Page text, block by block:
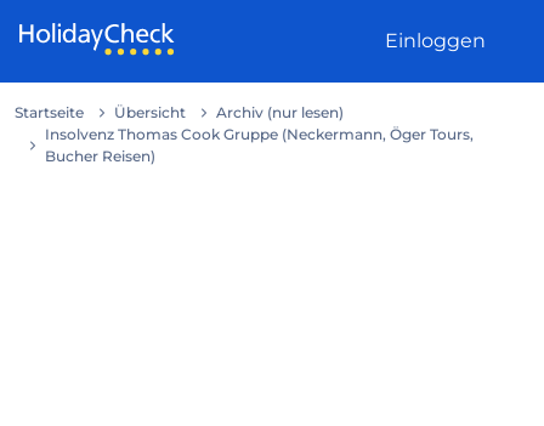
Einloggen
Startseite Übersicht
Archiv (nur lesen)
Insolvenz Thomas Cook Gruppe (Neckermann, Öger Tours,
Bucher Reisen)